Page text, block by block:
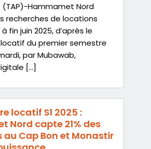
(TAP)-Hammamet Nord
recherches de locations
fin juin 2025, d’après le
du premier semestre
par Mubawab,
[…]
locatif S1 2025 :
Nord capte 21% des
au Cap Bon et Monastir